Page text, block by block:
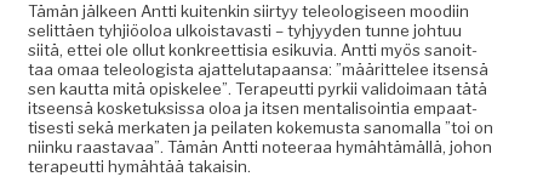
Tämän jäl­keen Antti kuitenkin siir­tyy tele­ol­o­giseen mood­i­in
selit­täen tyhjiöoloa ulkois­tavasti – tyhjyy­den tunne johtuu
siitä, ettei ole ollut konkreet­tisia esiku­via. Antti myös sanoit­
taa omaa tele­ol­o­gista ajat­te­lu­ta­paansa: ”määrit­telee itsen­sä
sen kaut­ta mitä opiskelee”. Ter­apeut­ti pyrkii vali­doimaan tätä
itseen­sä kos­ke­tuk­sis­sa oloa ja itsen men­tal­isoin­tia empaat­
tis­es­ti sekä merkat­en ja peilat­en koke­mus­ta sanom­al­la ”toi on
niinku raas­tavaa”. Tämän Antti noteer­aa hymähtämäl­lä, johon
ter­apeut­ti hymähtää takaisin.